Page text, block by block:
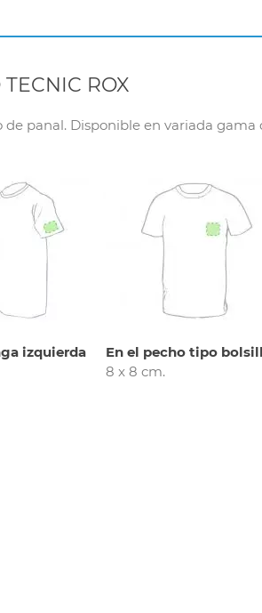
ROX
panal. Disponible en variada gama
izquierda
En el pecho tipo
8 x 8 cm.